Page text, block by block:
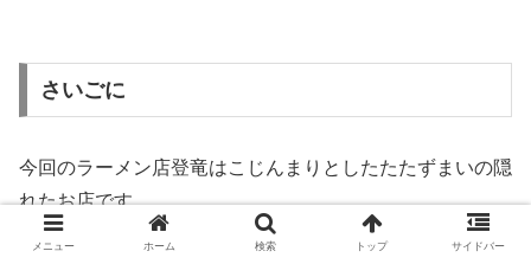
さいごに
今回のラーメン店登竜はこじんまりとしたたたずまいの隠
れたお店です。
メニュー ホーム 検索 トップ サイドバー